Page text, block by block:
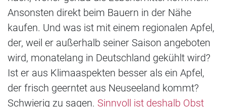
Ansonsten direkt beim Bauern in der Nähe
kaufen. Und was ist mit einem regionalen Apfel,
der, weil er außerhalb seiner Saison angeboten
wird, monatelang in Deutschland gekühlt wird?
Ist er aus Klimaaspekten besser als ein Apfel,
der frisch geerntet aus Neuseeland kommt?
Schwierig zu sagen. Sinnvoll ist deshalb Obst